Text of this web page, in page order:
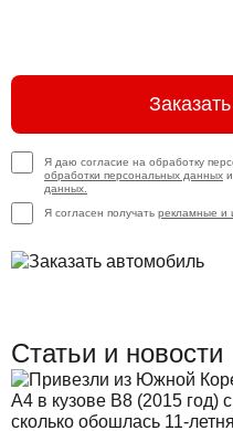
Я даю согласие на обработку
обработки персональных данных и
данных.
Я согласен получать рекламные и
Статьи и новости